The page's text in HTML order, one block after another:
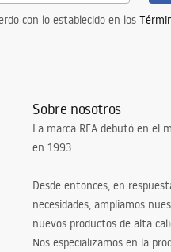
con lo establecido en los
Sobre nosotros
La marca REA debutó en el
en 1993.
Desde entonces, en
necesidades, ampliamos
nuevos productos de alta
Nos especializamos en la